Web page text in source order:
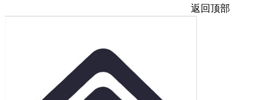
返回顶部